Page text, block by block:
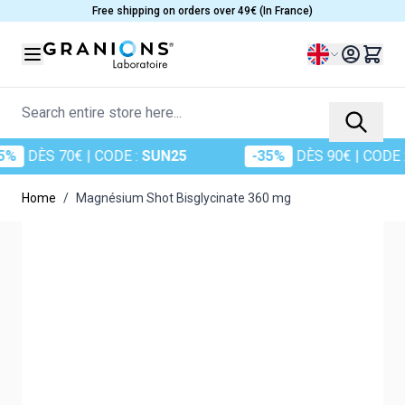
Skip to ContentFree shipping on orders over 49€ (In France)
Language
Search entire store here...
70€| CODE :SUN25 DÈS 90€| CODE :
Home / Magnésium Shot Bisglycinate 360 mg